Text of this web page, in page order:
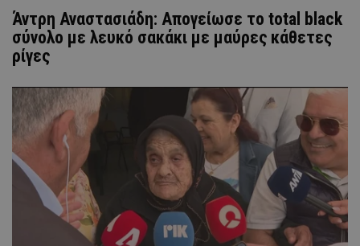
Άντρη Αναστασιάδη: Απογείωσε το total black
σύνολο με λευκό σακάκι με μαύρες κάθετες
ρίγες